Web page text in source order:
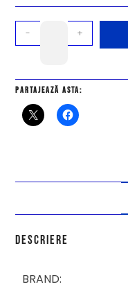
- +
Partajează asta:
Descriere
BRAND: